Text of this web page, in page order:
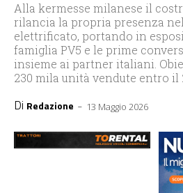
Alla kermesse milanese il
rilancia la propria presenza
elettrificato, portando in
famiglia PV5 e le prime
insieme ai partner italiani.
230 mila unità vendute entro il
Di Redazione - 13 Maggio 2026